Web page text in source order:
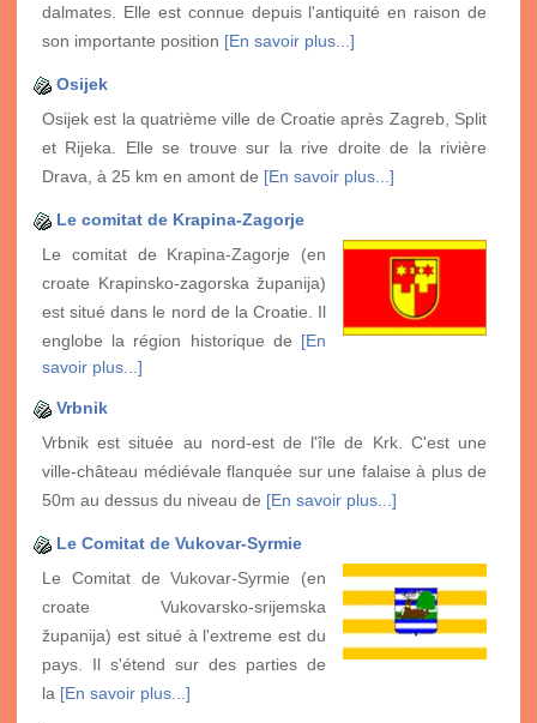
dalmates. Elle est connue depuis l'antiquité en raison de
son importante position [En savoir plus...]
Osijek
Osijek est la quatrième ville de Croatie après Zagreb, Split
et Rijeka. Elle se trouve sur la rive droite de la rivière
Drava, à 25 km en amont de [En savoir plus...]
Le comitat de Krapina-Zagorje
Le comitat de Krapina-Zagorje (en
croate Krapinsko-zagorska županija)
est situé dans le nord de la Croatie. Il
englobe la région historique de [En
savoir plus...]
Vrbnik
Vrbnik est située au nord-est de l'île de Krk. C'est une
ville-château médiévale flanquée sur une falaise à plus de
50m au dessus du niveau de [En savoir plus...]
Le Comitat de Vukovar-Syrmie
Le Comitat de Vukovar-Syrmie (en
croate Vukovarsko-srijemska
županija) est situé à l'extreme est du
pays. Il s'étend sur des parties de
la [En savoir plus...]